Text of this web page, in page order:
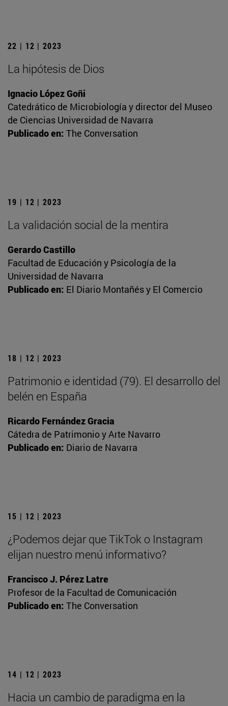
22 | 12 | 2023
La hipótesis de Dios
Ignacio López Goñi
Catedrático de Microbiología y director del Museo
de Ciencias Universidad de Navarra
Publicado en: The Conversation
19 | 12 | 2023
La validación social de la mentira
Gerardo Castillo
Facultad de Educación y Psicología de la
Universidad de Navarra
Publicado en: El Diario Montañés y El Comercio
18 | 12 | 2023
Patrimonio e identidad (79). El desarrollo del
belén en España
Ricardo Fernández Gracia
Cátedra de Patrimonio y Arte Navarro
Publicado en: Diario de Navarra
15 | 12 | 2023
¿Podemos dejar que TikTok o Instagram
elijan nuestro menú informativo?
Francisco J. Pérez Latre
Profesor de la Facultad de Comunicación
Publicado en: The Conversation
14 | 12 | 2023
Hacia un cambio de paradigma en la